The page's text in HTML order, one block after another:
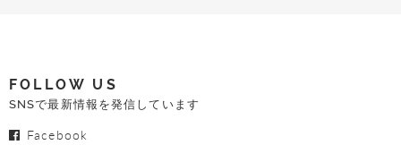
FOLLOW US
SNSで最新情報を発信しています
Facebook